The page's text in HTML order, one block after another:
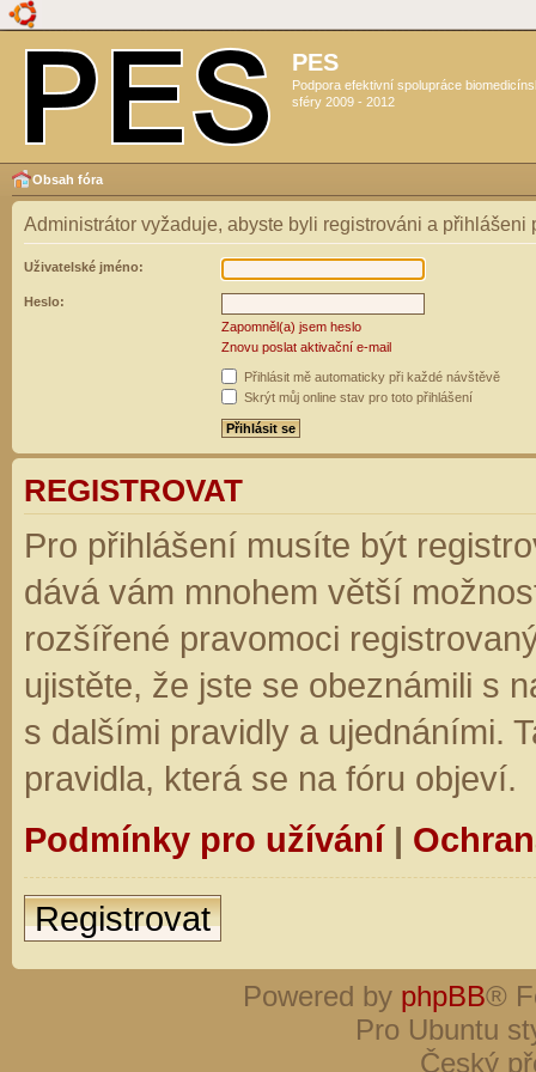
PES
Podpora efektivní spolupráce
sféry 2009 - 2012
Obsah fóra
Administrátor vyžaduje, abyste byli registrováni a přihlášeni
Uživatelské jméno:
Heslo:
Zapomněl(a) jsem heslo
Znovu poslat aktivační e-mail
Přihlásit mě automaticky při každé návštěvě
Skrýt můj online stav pro toto přihlášení
REGISTROVAT
Pro přihlášení musíte být
dává vám mnohem větší
rozšířené pravomoci
ujistěte, že jste se obeznámili s
s dalšími pravidly a ujednáními.
pravidla, která se na fóru objeví.
Podmínky pro užívání|
Registrovat
Powered by phpBB®
Pro Ubuntu
Český